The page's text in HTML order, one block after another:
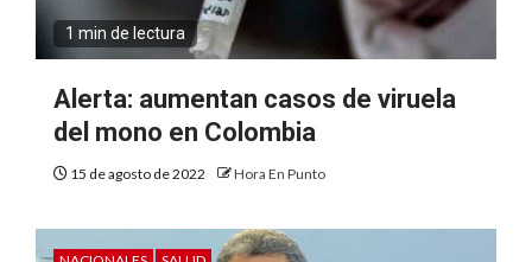
1 min de lectura
Alerta: aumentan casos de viruela
del mono en Colombia
15 de agosto de 2022 Hora En Punto